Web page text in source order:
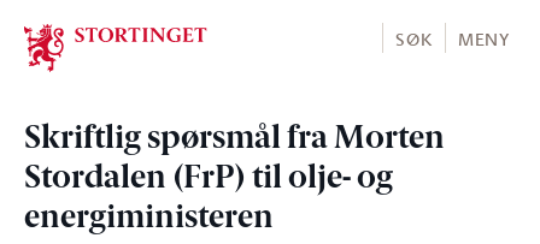
Stortinget.no
SØK MENY
Skriftlig spørsmål fra Morten
Stordalen (FrP) til olje- og
energiministeren